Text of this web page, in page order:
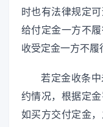
时也有法律规定
给付定金一方不
收受定金一方不履
若定金收条
约情况，根据定
如买方交付定金